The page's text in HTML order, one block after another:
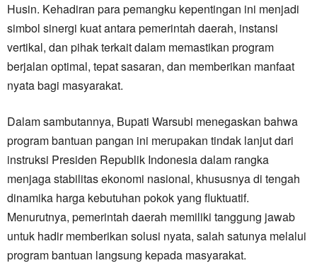
Husin. Kehadiran para pemangku kepentingan ini menjadi
simbol sinergi kuat antara pemerintah daerah, instansi
vertikal, dan pihak terkait dalam memastikan program
berjalan optimal, tepat sasaran, dan memberikan manfaat
nyata bagi masyarakat.
Dalam sambutannya, Bupati Warsubi menegaskan bahwa
program bantuan pangan ini merupakan tindak lanjut dari
instruksi Presiden Republik Indonesia dalam rangka
menjaga stabilitas ekonomi nasional, khususnya di tengah
dinamika harga kebutuhan pokok yang fluktuatif.
Menurutnya, pemerintah daerah memiliki tanggung jawab
untuk hadir memberikan solusi nyata, salah satunya melalui
program bantuan langsung kepada masyarakat.